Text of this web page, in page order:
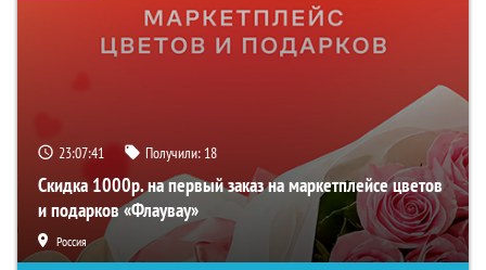
23:07:40 Получили: 18
Скидка 1000р. на первый заказ на маркетплейсе цветов
и подарков «Флаувау»
Россия